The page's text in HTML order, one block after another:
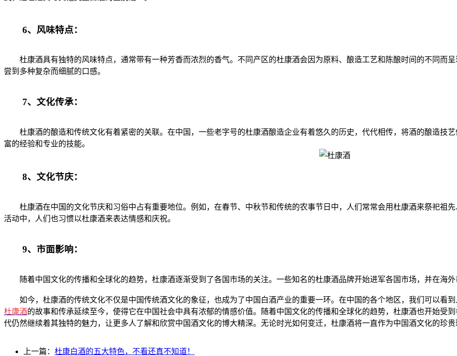
6、风味特点：
杜康酒具有独特的风味特点，通常带有一种芳香而浓烈的香气。不同产区的杜康酒会因为原料、酿造工艺和陈酿时间的不同而
尝到多种复杂而细腻的口感。
7、文化传承：
杜康酒的酿造和传统文化有着紧密的关联。在中国，一些老字号的杜康酒酿造企业有着悠久的历史，代代相传，将酒的酿造技
富的经验和专业的技能。
8、文化节庆：
杜康酒在中国的文化节庆和习俗中占有重要地位。例如，在春节、中秋节和传统的农事节日中，人们常常会用杜康酒来祭祀祖
活动中，人们也习惯以杜康酒来表达情感和庆祝。
9、市面影响：
随着中国文化的传播和全球化的趋势，杜康酒逐渐受到了各国市场的关注。一些知名的杜康酒品牌开始进军各国市场，并在海外
如今，杜康酒的传统文化不仅是中国传统酒文化的象征，也成为了中国白酒产业的重要一环。在中国的各个地区，我们可以看到
杜康酒的故事和传承延续至今，使得它在中国社会中具有浓郁的情感价值。随着中国文化的传播和全球化的趋势，杜康酒也开始受
代仍然继续着其独特的魅力，让更多人了解和欣赏中国酒文化的博大精深。无论时光如何变迁，杜康酒将一直作为中国酒文化的珍贵
上一篇： 杜康白酒的五大特色，不看还真不知道！